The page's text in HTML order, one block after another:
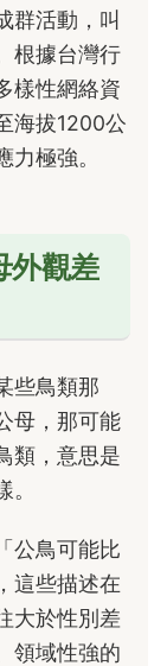
群活動，叫
根據台灣行
樣性網絡資
海拔1200公
極強。
外觀差
些鳥類那
母，那可能
類，意思是
公鳥可能比
這些描述在
大於性別差
領域性強的